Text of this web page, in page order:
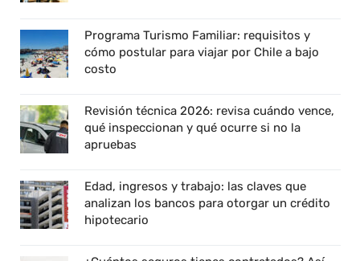
Programa Turismo Familiar: requisitos y
cómo postular para viajar por Chile a bajo
costo
Revisión técnica 2026: revisa cuándo vence,
qué inspeccionan y qué ocurre si no la
apruebas
Edad, ingresos y trabajo: las claves que
analizan los bancos para otorgar un crédito
hipotecario